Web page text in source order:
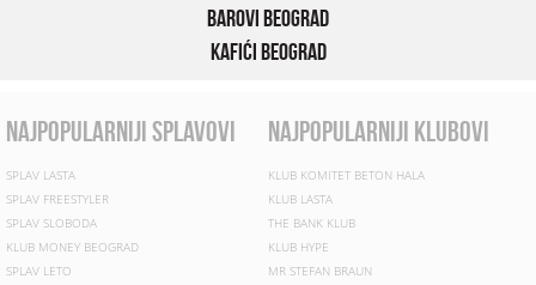
Barovi Beograd
Kafići Beograd
najpopularniji splavovi
SPLAV LASTA
SPLAV FREESTYLER
SPLAV SLOBODA
KLUB MONEY BEOGRAD
SPLAV LETO
najpopularniji klubovi
KLUB KOMITET BETON HALA
KLUB LASTA
THE BANK KLUB
KLUB HYPE
MR STEFAN BRAUN